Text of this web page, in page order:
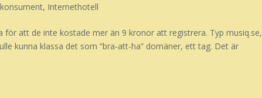
, Internethotell
för att de inte kostade mer än 9 kronor att registrera. Typ musiq.se,
kunna klassa det som “bra-att-ha” domäner, ett tag. Det är